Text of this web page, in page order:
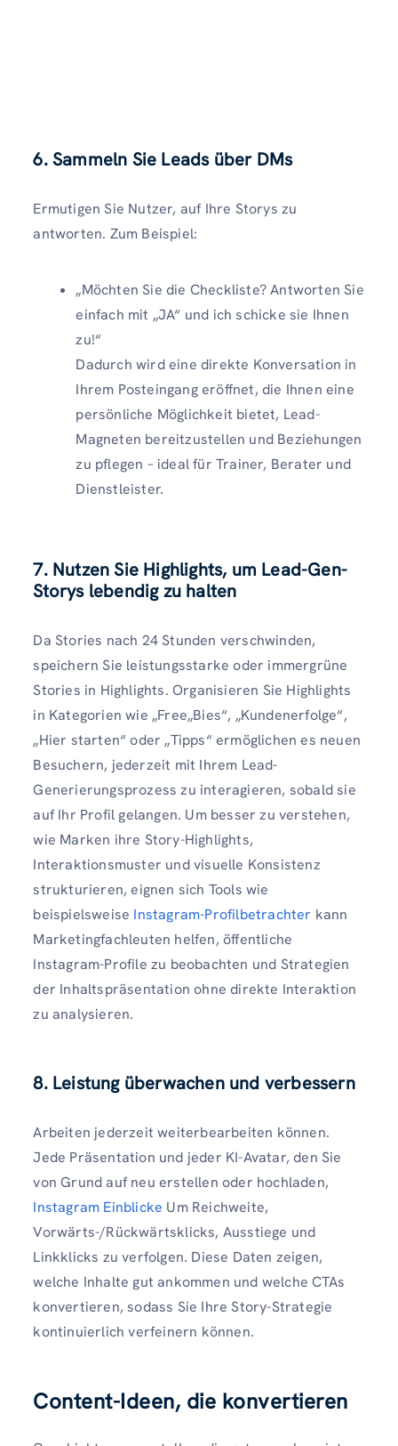
6. Sammeln Sie Leads über DMs
Ermutigen Sie Nutzer, auf Ihre Storys zu
antworten. Zum Beispiel:
„Möchten Sie die Checkliste? Antworten Sie
einfach mit „JA“ und ich schicke sie Ihnen
zu!“
Dadurch wird eine direkte Konversation in
Ihrem Posteingang eröffnet, die Ihnen eine
persönliche Möglichkeit bietet, Lead-
Magneten bereitzustellen und Beziehungen
zu pflegen – ideal für Trainer, Berater und
Dienstleister.
7. Nutzen Sie Highlights, um Lead-Gen-
Storys lebendig zu halten
Da Stories nach 24 Stunden verschwinden,
speichern Sie leistungsstarke oder immergrüne
Stories in Highlights. Organisieren Sie Highlights
in Kategorien wie „Free„Bies“, „Kundenerfolge“,
„Hier starten“ oder „Tipps“ ermöglichen es neuen
Besuchern, jederzeit mit Ihrem Lead-
Generierungsprozess zu interagieren, sobald sie
auf Ihr Profil gelangen. Um besser zu verstehen,
wie Marken ihre Story-Highlights,
Interaktionsmuster und visuelle Konsistenz
strukturieren, eignen sich Tools wie
beispielsweise Instagram-Profilbetrachter kann
Marketingfachleuten helfen, öffentliche
Instagram-Profile zu beobachten und Strategien
der Inhaltspräsentation ohne direkte Interaktion
zu analysieren.
8. Leistung überwachen und verbessern
Arbeiten jederzeit weiterbearbeiten können.
Jede Präsentation und jeder KI-Avatar, den Sie
von Grund auf neu erstellen oder hochladen,
Instagram Einblicke Um Reichweite,
Vorwärts-/Rückwärtsklicks, Ausstiege und
Linkklicks zu verfolgen. Diese Daten zeigen,
welche Inhalte gut ankommen und welche CTAs
konvertieren, sodass Sie Ihre Story-Strategie
kontinuierlich verfeinern können.
Content-Ideen, die konvertieren